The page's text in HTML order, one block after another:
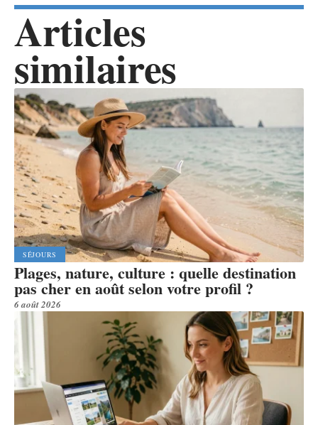
Articles
similaires
SÉJOURS
Plages, nature, culture : quelle destination
pas cher en août selon votre profil ?
6 août 2026